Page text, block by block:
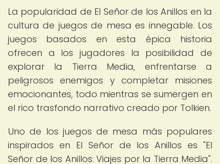
La popularidad de El Señor de los Anillos en la
cultura de juegos de mesa es innegable. Los
juegos basados en esta épica historia
ofrecen a los jugadores la posibilidad de
explorar la Tierra Media, enfrentarse a
peligrosos enemigos y completar misiones
emocionantes, todo mientras se sumergen en
el rico trasfondo narrativo creado por Tolkien.
Uno de los juegos de mesa más populares
inspirados en El Señor de los Anillos es "El
Señor de los Anillos: Viajes por la Tierra Media".